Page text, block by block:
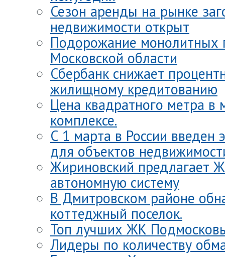
Сезон аренды на рынке
недвижимости открыт
Подорожание монолитных
Московской области
Сбербанк снижает
жилищному кредитованию
Цена квадратного метра
комплексе.
С 1 марта в России введен
для объектов
Жириновский предлагает
автономную систему
В Дмитровском районе
коттеджный поселок.
Топ лучших ЖК
Лидеры по количеству